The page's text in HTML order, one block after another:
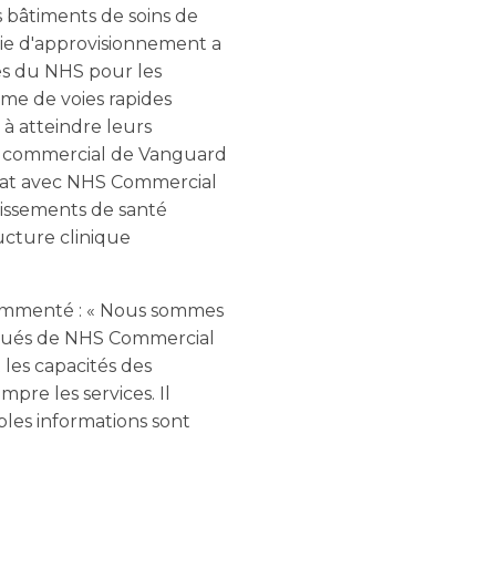
bâtiments de soins de
d'approvisionnement a
du NHS pour les
de voies rapides
à atteindre leurs
de Vanguard
avec NHS Commercial
de santé
clinique
: « Nous sommes
de NHS Commercial
capacités des
les services. Il
informations sont